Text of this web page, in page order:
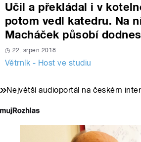
Učil a překládal i v
potom vedl katedru. Na
Macháček působí dodnes
22. srpen 2018
Větrník - Host ve studiu
Největší audioportál na českém